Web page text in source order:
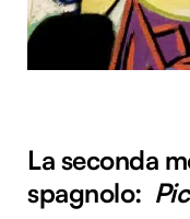
La seconda
spagnolo: